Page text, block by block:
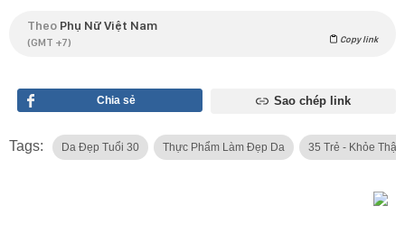
Theo Phụ Nữ Việt Nam
(GMT +7) Copy link
Chia sẻ Sao chép link
Tags: Da Đẹp Tuổi 30 Thực Phẩm Làm Đẹp Da 35 Trẻ - Khỏe Thật